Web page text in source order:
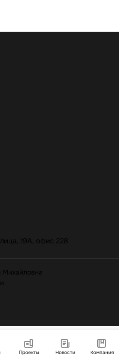
19А, офис 228
Проекты Новости Компания